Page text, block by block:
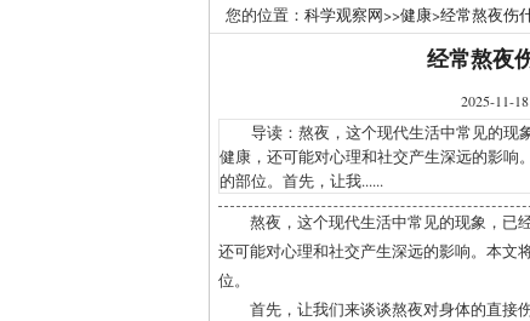
您的位置： 科学观察网>>健康>经常熬夜伤
经常熬夜
2025-11-
导读：熬夜，这个现代生活中常见的现
健康，还可能对心理和社交产生深远的影响
的部位。首先，让我......
熬夜，这个现代生活中常见的现象，已
还可能对心理和社交产生深远的影响。本文
位。
首先，让我们来谈谈熬夜对身体的直接